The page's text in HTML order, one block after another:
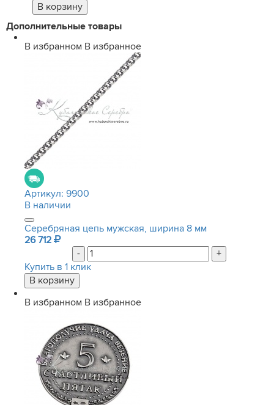
Дополнительные товары
В избранном В избранное
Артикул: 9900
В наличии
Серебряная цепь мужская, ширина 8 мм
26 712
-
+
Купить в 1 клик
В избранном В избранное